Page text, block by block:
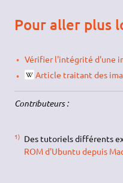
Pour aller plus
Vérifier l'intégrité d'une
Article traitant des
Contributeurs :
1) Des tutoriels différents
ROM d'Ubuntu depuis